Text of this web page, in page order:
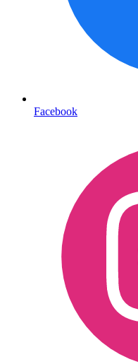
Facebook